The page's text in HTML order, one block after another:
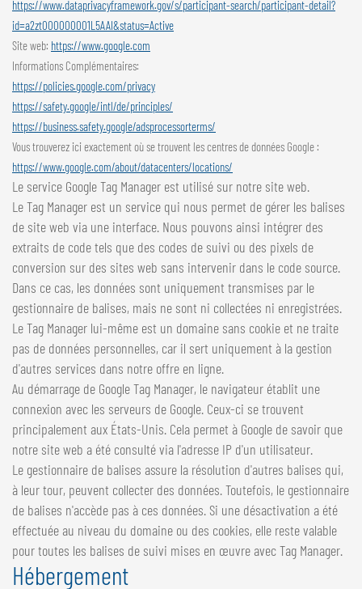
https://www.dataprivacyframework.gov/s/participant-search/participant-detail?
id=a2zt000000001L5AAI&status=Active
Site web: https://www.google.com
Informations Complémentaires:
https://policies.google.com/privacy
https://safety.google/intl/de/principles/
https://business.safety.google/adsprocessorterms/
Vous trouverez ici exactement où se trouvent les centres de données Google :
https://www.google.com/about/datacenters/locations/
Le service Google Tag Manager est utilisé sur notre site web.
Le Tag Manager est un service qui nous permet de gérer les balises
de site web via une interface. Nous pouvons ainsi intégrer des
extraits de code tels que des codes de suivi ou des pixels de
conversion sur des sites web sans intervenir dans le code source.
Dans ce cas, les données sont uniquement transmises par le
gestionnaire de balises, mais ne sont ni collectées ni enregistrées.
Le Tag Manager lui-même est un domaine sans cookie et ne traite
pas de données personnelles, car il sert uniquement à la gestion
d'autres services dans notre offre en ligne.
Au démarrage de Google Tag Manager, le navigateur établit une
connexion avec les serveurs de Google. Ceux-ci se trouvent
principalement aux États-Unis. Cela permet à Google de savoir que
notre site web a été consulté via l'adresse IP d'un utilisateur.
Le gestionnaire de balises assure la résolution d'autres balises qui,
à leur tour, peuvent collecter des données. Toutefois, le gestionnaire
de balises n'accède pas à ces données. Si une désactivation a été
effectuée au niveau du domaine ou des cookies, elle reste valable
pour toutes les balises de suivi mises en œuvre avec Tag Manager.
Hébergement